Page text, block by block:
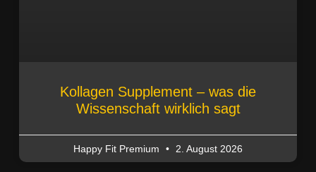
Kollagen Supplement – was die
Wissenschaft wirklich sagt
Happy Fit Premium 2. August 2026